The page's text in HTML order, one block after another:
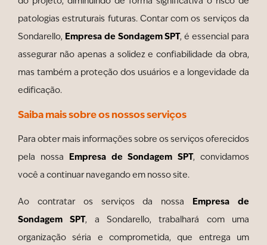
patologias estruturais futuras. Contar com os serviços da
Sondarello, Empresa de Sondagem SPT, é essencial para
assegurar não apenas a solidez e confiabilidade da obra,
mas também a proteção dos usuários e a longevidade da
edificação.
Saiba mais sobre os nossos serviços
Para obter mais informações sobre os serviços oferecidos
pela nossa Empresa de Sondagem SPT, convidamos
você a continuar navegando em nosso site.
Ao contratar os serviços da nossa Empresa de
Sondagem SPT, a Sondarello, trabalhará com uma
organização séria e comprometida, que entrega um